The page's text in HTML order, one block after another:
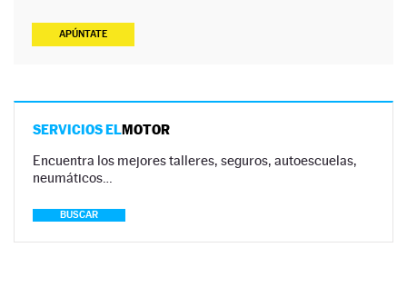
APÚNTATE
SERVICIOS ELMOTOR
Encuentra los mejores talleres, seguros, autoescuelas,
neumáticos…
BUSCAR